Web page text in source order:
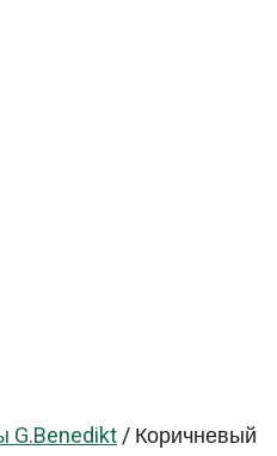
G.Benedikt/Коричневый